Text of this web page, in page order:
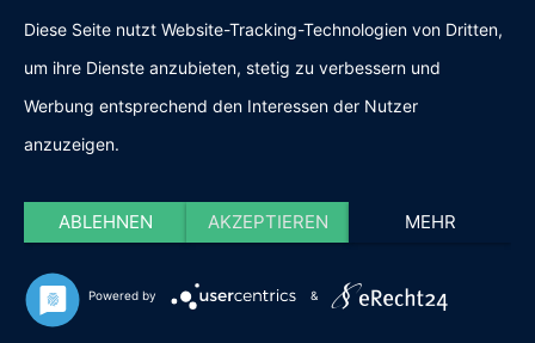
Diese Seite nutzt Website-Tracking-Technologien von Dritten,
um ihre Dienste anzubieten, stetig zu verbessern und
Werbung entsprechend den Interessen der Nutzer
anzuzeigen.
ABLEHNEN AKZEPTIEREN MEHR
Powered by &